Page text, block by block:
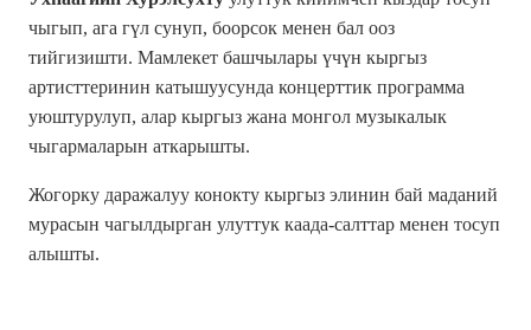
чыгып, ага гүл сунуп, боорсок менен бал ооз
тийгизишти. Мамлекет башчылары үчүн кыргыз
артисттеринин катышуусунда концерттик программа
уюштурулуп, алар кыргыз жана монгол музыкалык
чыгармаларын аткарышты.
Жогорку даражалуу конокту кыргыз элинин бай маданий
мурасын чагылдырган улуттук каада-салттар менен тосуп
алышты.